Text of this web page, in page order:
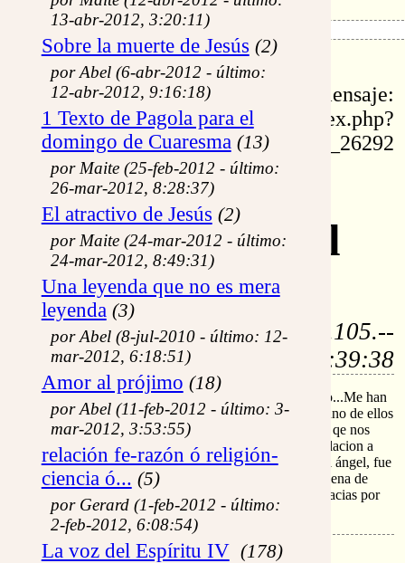
13-abr-2012, 3:20:11)
Sobre la muerte de Jesús (2)
por Abel (6-abr-2012 - último:
12-abr-2012, 9:16:18)
1 Texto de Pagola para el
domingo de Cuaresma (13)
por Maite (25-feb-2012 - último:
26-mar-2012, 8:28:37)
El atractivo de Jesús (2)
por Maite (24-mar-2012 - último:
24-mar-2012, 8:49:31)
Una leyenda que no es mera
leyenda (3)
por Abel (8-jul-2010 - último: 12-
mar-2012, 6:18:51)
Amor al prójimo (18)
por Abel (11-feb-2012 - último: 3-
mar-2012, 3:53:55)
relación fe-razón ó religión-
ciencia ó... (5)
por Gerard (1-feb-2012 - último:
2-feb-2012, 6:08:54)
La voz del Espíritu IV (178)
id: 26292
permalink de este mensaje:
https://www.eltestigofiel.org/index.php?
idu=fr_26292
Re: La
Encarnación del
Verbo
por: Clara Elisa (i) (200.88.105.--
-) - 30-mar-2006, 6:39:38
GUAUAU..Que lindo todo lo que van compartiendo...Me han
recordado momentos hermosos pasados con María, uno de ellos
hace años en unos ejercicios espirituales se nos pidió qe nos
fueramos de pasadia con María y así fue mi contemplacion a
aquel lugar, que hermoso aun recuerdo sus gestos , el ángel, fue
tan linda esa experiencia que parecía real...María la llena de
gracia intercede por nosotros...un abrazo grande y gracias por
compartir lo que llevan dentro....